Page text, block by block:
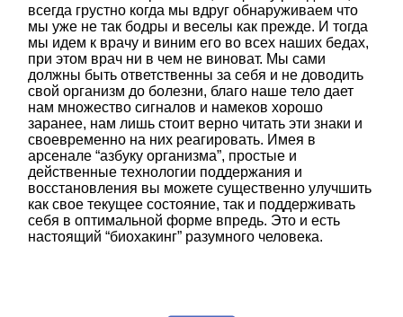
всегда грустно когда мы вдруг обнаруживаем что
мы уже не так бодры и веселы как прежде. И тогда
мы идем к врачу и виним его во всех наших бедах,
при этом врач ни в чем не виноват. Мы сами
должны быть ответственны за себя и не доводить
свой организм до болезни, благо наше тело дает
нам множество сигналов и намеков хорошо
заранее, нам лишь стоит верно читать эти знаки и
своевременно на них реагировать. Имея в
арсенале “азбуку организма”, простые и
действенные технологии поддержания и
восстановления вы можете существенно улучшить
как свое текущее состояние, так и поддерживать
себя в оптимальной форме впредь. Это и есть
настоящий “биохакинг” разумного человека.